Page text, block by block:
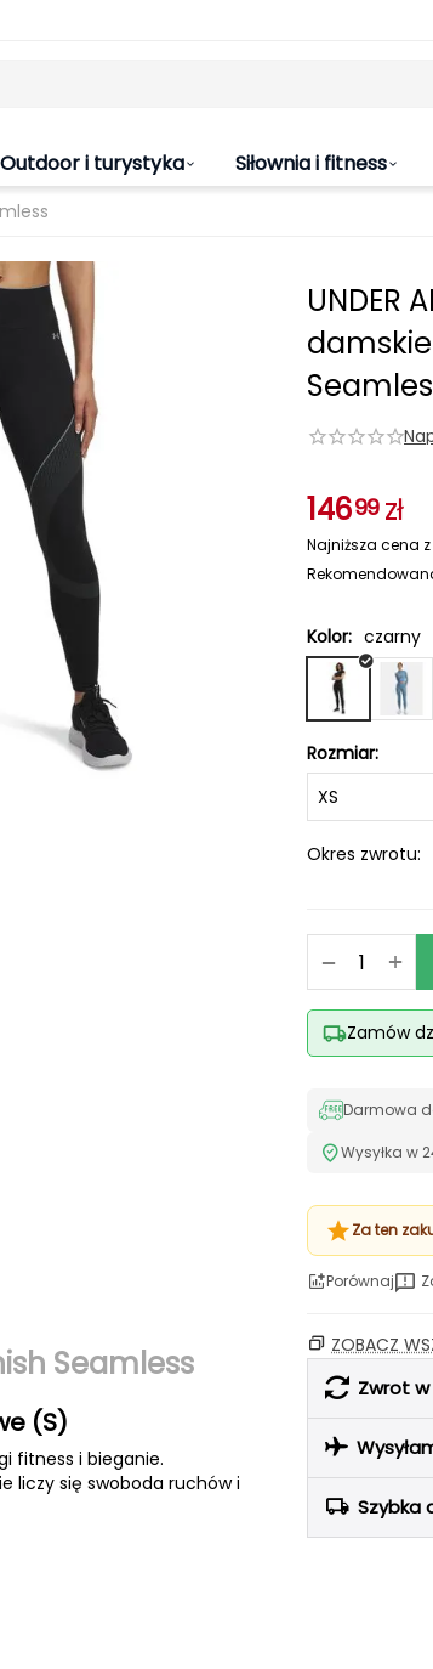
Outdoor i turystyka Siłownia i fitness
UNDER
14699 zł
Najniższa cena
Kolor: czarny
Rozmiar:
Okres zwrotu:
+
−
Zamów
Darmowa
Wysyłka w
Za ten
Porównaj
ZOBACZ
Zwrot w
Szybka
Seamless
(S)
fitness i bieganie.
liczy się swoboda ruchów i